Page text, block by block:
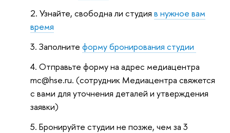
Узнайте, свободна ли студияв нужное вам
время
Заполнитеформу бронирования студии
Отправьте форму на адрес медиацентра
mc@hse.ru. (сотрудник Медиацентра свяжется
с вами для уточнения деталей и утверждения
заявки)
Бронируйте студии не позже, чем за 3